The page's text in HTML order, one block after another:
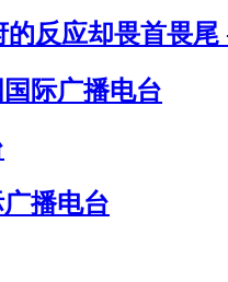
反应却畏首畏尾
际广播电台
播电台